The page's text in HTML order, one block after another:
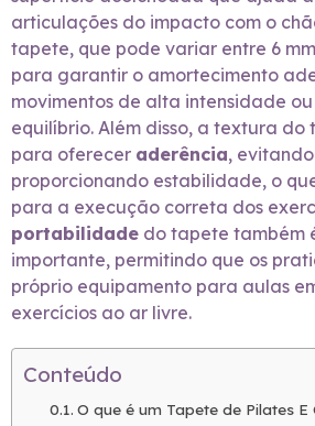
articulações do impacto com o
tapete, que pode variar entre 6
para garantir o amortecimento
movimentos de alta intensidade
equilíbrio. Além disso, a textura
para oferecer aderência,
proporcionando estabilidade, o
para a execução correta dos
portabilidade do tapete também
importante, permitindo que os
próprio equipamento para aulas
exercícios ao ar livre.
Conteúdo
O que é um Tapete de Pilates